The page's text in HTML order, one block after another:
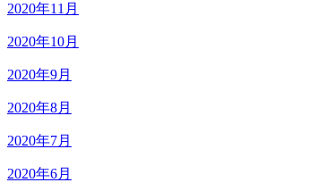
2020年11月
2020年10月
2020年9月
2020年8月
2020年7月
2020年6月